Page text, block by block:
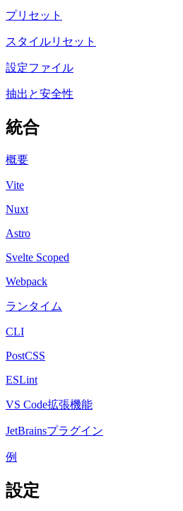
プリセット
スタイルリセット
設定ファイル
抽出と安全性
統合
概要
Vite
Nuxt
Astro
Svelte Scoped
Webpack
ランタイム
CLI
PostCSS
ESLint
VS Code拡張機能
JetBrainsプラグイン
例
設定